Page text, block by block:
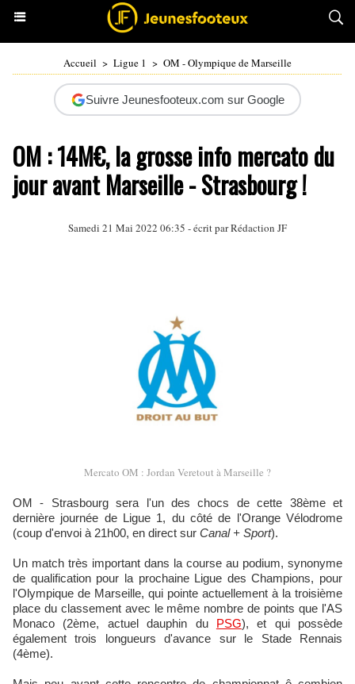
Accueil > Ligue 1 > OM - Olympique de Marseille
Suivre Jeunesfooteux.com sur Google
OM : 14M€, la grosse info mercato du
jour avant Marseille - Strasbourg !
Samedi 21 Mai 2022 06:35 - écrit par Rédaction JF
Mercato OM : Jordan Veretout à Marseille ?
OM - Strasbourg sera l'un des chocs de cette 38ème et
dernière journée de Ligue 1, du côté de l'Orange Vélodrome
(coup d'envoi à 21h00, en direct sur Canal + Sport).
Un match très important dans la course au podium, synonyme
de qualification pour la prochaine Ligue des Champions, pour
l'Olympique de Marseille, qui pointe actuellement à la troisième
place du classement avec le même nombre de points que l'AS
Monaco (2ème, actuel dauphin du PSG), et qui possède
également trois longueurs d'avance sur le Stade Rennais
(4ème).